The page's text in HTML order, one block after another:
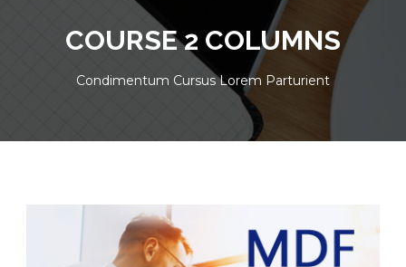
COURSE 2 COLUMNS
Condimentum Cursus Lorem Parturient